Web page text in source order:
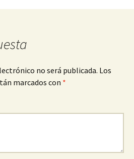
no será publicada. Los
marcados con *